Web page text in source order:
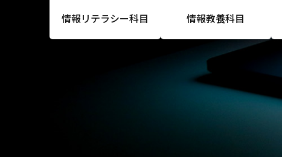
情報リテラシー科目 情報教養科目